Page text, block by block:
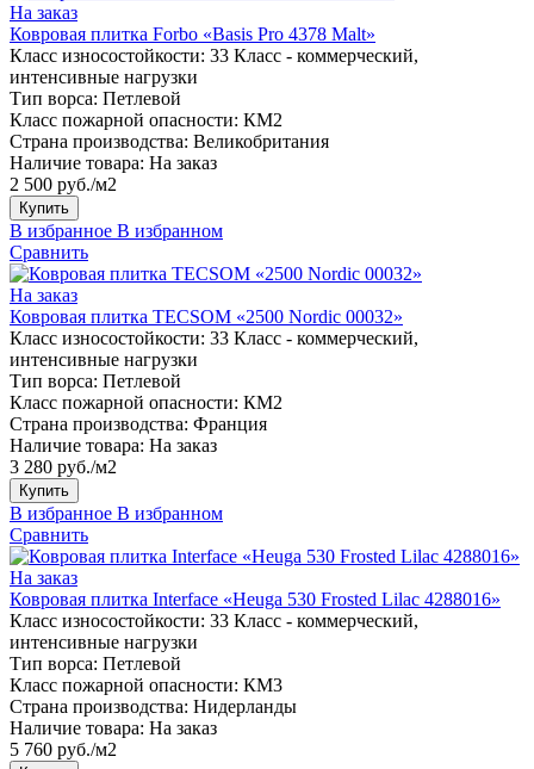
На заказ
Ковровая плитка Forbo «Basis Pro 4378 Malt»
Класс износостойкости: 33 Класс - коммерческий,
интенсивные нагрузки
Тип ворса: Петлевой
Класс пожарной опасности: КМ2
Страна производства: Великобритания
Наличие товара: На заказ
2 500 руб./м2
Купить
В избранное В избранном
Сравнить
На заказ
Ковровая плитка TECSOM «2500 Nordic 00032»
Класс износостойкости: 33 Класс - коммерческий,
интенсивные нагрузки
Тип ворса: Петлевой
Класс пожарной опасности: КМ2
Страна производства: Франция
Наличие товара: На заказ
3 280 руб./м2
Купить
В избранное В избранном
Сравнить
На заказ
Ковровая плитка Interface «Heuga 530 Frosted Lilac 4288016»
Класс износостойкости: 33 Класс - коммерческий,
интенсивные нагрузки
Тип ворса: Петлевой
Класс пожарной опасности: КМ3
Страна производства: Нидерланды
Наличие товара: На заказ
5 760 руб./м2